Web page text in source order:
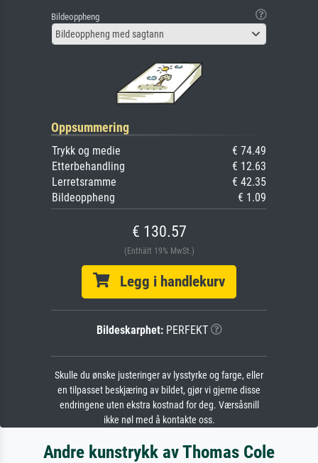
Bildeoppheng
Bildeoppheng med sagtann
Oppsummering
Trykk og medie
€ 74.49
Etterbehandling
€ 12.63
Lerretsramme
€ 42.35
Bildeoppheng
€ 1.09
€ 130.57
(Enthält 19% MwSt.)
Legg i handlekurv
Bildeskarphet:PERFEKT
Skulle du ønske justeringer av lysstyrke og farge, eller
en tilpasset beskjæring av bildet, gjør vi gjerne disse
endringene uten ekstra kostnad for deg. Værsåsnill
ikke nøl med å kontakte oss.
Andre kunstrykk av Thomas Cole